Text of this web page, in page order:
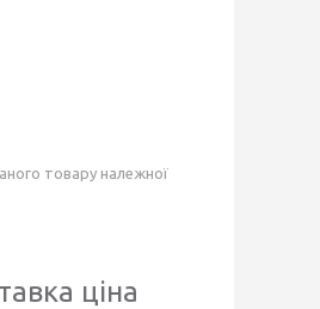
товару належної
ціна